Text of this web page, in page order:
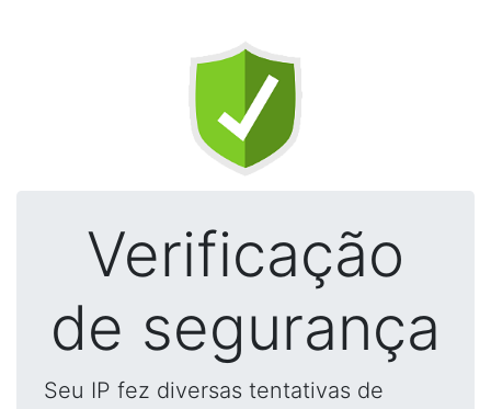
Verificação
de segurança
Seu IP fez diversas tentativas de